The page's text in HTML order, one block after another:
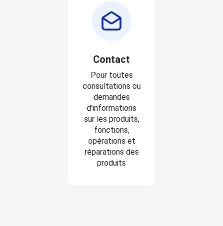
Contact
Pour toutes
consultations ou
demandes
d'informations
sur les produits,
fonctions,
opérations et
réparations des
produits